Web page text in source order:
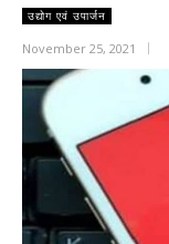
उद्योग एवं उपार्जन
November 25, 2021